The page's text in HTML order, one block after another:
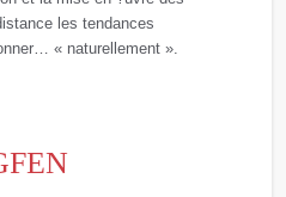
les tendances
« naturellement ».